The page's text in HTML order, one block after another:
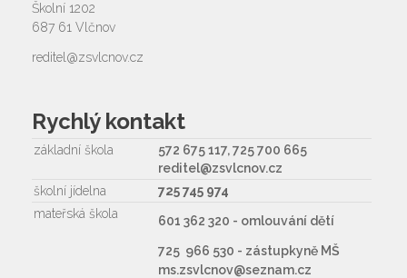
Školní 1202
687 61 Vlčnov
reditel@zsvlcnov.cz
Rychlý kontakt
základní škola
572 675 117, 725 700 665
reditel@zsvlcnov.cz
školní jídelna
725 745 974
mateřská škola
601 362 320 - omlouvání dětí
725 966 530 - zástupkyně MŠ
ms.zsvlcnov@seznam.cz